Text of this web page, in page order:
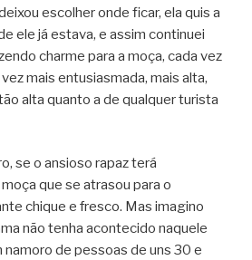
escolher onde ficar, ela quis a
ele já estava, e assim continuei
charme para a moça, cada vez
mais entusiasmada, mais alta,
alta quanto a de qualquer turista
se o ansioso rapaz terá
que se atrasou para o
chique e fresco. Mas imagino
não tenha acontecido naquele
namoro de pessoas de uns 30 e